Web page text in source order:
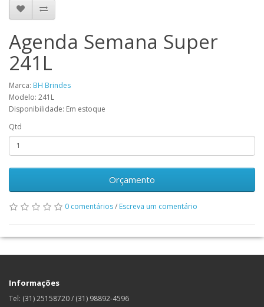
Agenda Semana Super
241L
Marca: BH Brindes
Modelo: 241L
Disponibilidade: Em estoque
Qtd
Orçamento
0 comentários/ Escreva um comentário
Informações
Tel: (31) 25158720 / (31) 98892-4596